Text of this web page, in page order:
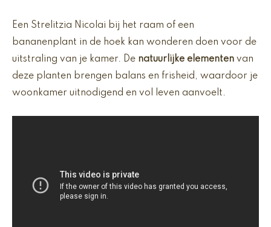
Een Strelitzia Nicolai bij het raam of een
bananenplant in de hoek kan wonderen doen voor de
uitstraling van je kamer. De natuurlijke elementen van
deze planten brengen balans en frisheid, waardoor je
woonkamer uitnodigend en vol leven aanvoelt.